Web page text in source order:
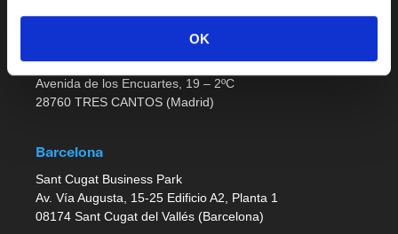
OK
Avenida de los Encuartes, 19 – 2ºC
28760 TRES CANTOS (Madrid)
Barcelona
Sant Cugat Business Park
Av. Vía Augusta, 15-25 Edificio A2, Planta 1
08174 Sant Cugat del Vallés (Barcelona)